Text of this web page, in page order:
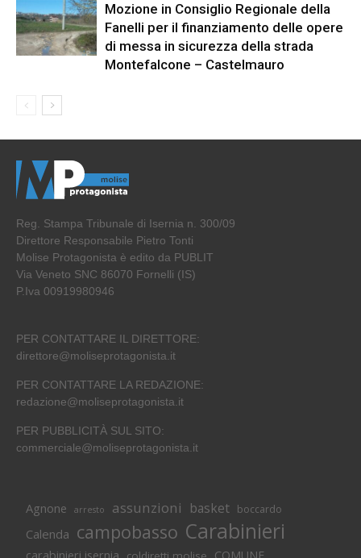
Mozione in Consiglio Regionale della
Fanelli per il finanziamento delle opere
di messa in sicurezza della strada
Montefalcone – Castelmauro
Reg. Stampa Tribunale di Isernia n. 300/09
Direttore Responsabile Pietro Tonti
Molise Protagonista è edito da PUBLIT
Via Veneto SNC 86070 Fornelli (IS)
P.Iva 00919980946
PER CONTATTARE IL DIRETTORE:
direttore@moliseprotagonista.it
PER CONTATTARE LA REDAZIONE:
redazione@moliseprotagonista.it
PER PUBBLICITÀ SUL SITO:
commerciale@moliseprotagonista.it
Agnone arresto assunzioni basket boccardo
Calenda campobasso Carabinieri
carabinieri isernia